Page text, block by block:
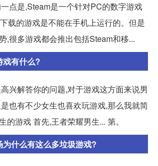
点是,Steam是一个针对PC的数字游戏
载的游戏是不能在手机上运行的。但是
,很多游戏都会推出包括Steam和移...
戏有什么?
兴解答你的问题,对于游戏这方面来说男
也有不少女生也喜欢玩游戏,那么我就简
的游戏 首先,王者荣耀男生... 第。
为什么有这么多垃圾游戏?